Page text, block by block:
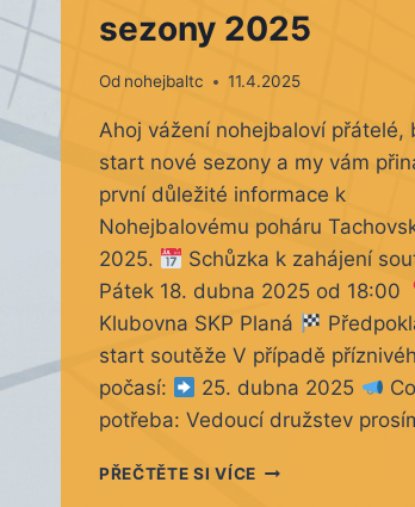
sezony 2025
Od nohejbaltc 11.4.2025
Ahoj vážení nohejbaloví přátelé,
start nové sezony a my vám
první důležité informace k
Nohejbalovému poháru
2025.
Schůzka k zahájení
Pátek 18. dubna 2025 od 18:00
Klubovna SKP Planá
start soutěže V případě
počasí:
25. dubna 2025
potřeba: Vedoucí družstev
PŘEČTĚTE SI VÍCE